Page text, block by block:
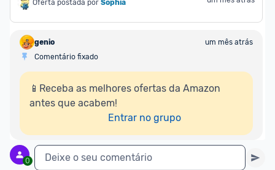
Oferta postada por Sophia
genio
um mês atrás
Comentário fixado
📱Receba as melhores ofertas da Amazon
antes que acabem!
Entrar no grupo
0 Deixe o seu comentário